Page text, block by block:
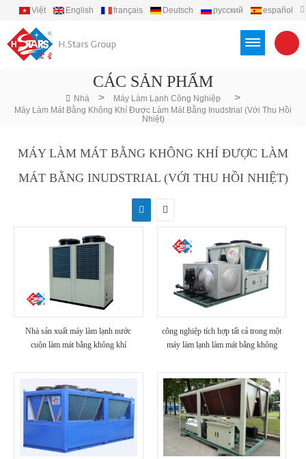
Việt English français Deutsch русский
español
CÁC SẢN PHẨM
Nhà > Máy Làm Lạnh Công Nghiệp >
Máy Làm Mát Bằng Không Khí Được Làm Mát Bằng Inudstrial (với Thu Hồi
Nhiệt)
MÁY LÀM MÁT BẰNG KHÔNG KHÍ ĐƯỢC LÀM
MÁT BẰNG INUDSTRIAL (VỚI THU HỒI NHIỆT)
Nhà sản xuất máy làm lạnh nước
cuộn làm mát bằng không khí
công nghiệp tích hợp tất cả trong một
máy làm lạnh làm mát bằng không